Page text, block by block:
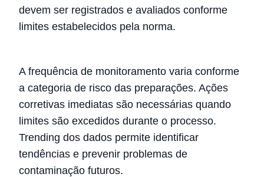
devem ser registrados e avaliados conforme
limites estabelecidos pela norma.
A frequência de monitoramento varia conforme
a categoria de risco das preparações. Ações
corretivas imediatas são necessárias quando
limites são excedidos durante o processo.
Trending dos dados permite identificar
tendências e prevenir problemas de
contaminação futuros.